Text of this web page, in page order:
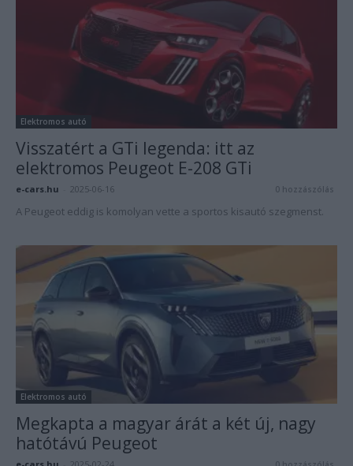
Elektromos autó
Visszatért a GTi legenda: itt az
elektromos Peugeot E-208 GTi
e-cars.hu 2025-06-16 0 hozzászólás
A Peugeot eddig is komolyan vette a sportos kisautó szegmenst.
Elektromos autó
Megkapta a magyar árát a két új, nagy
hatótávú Peugeot